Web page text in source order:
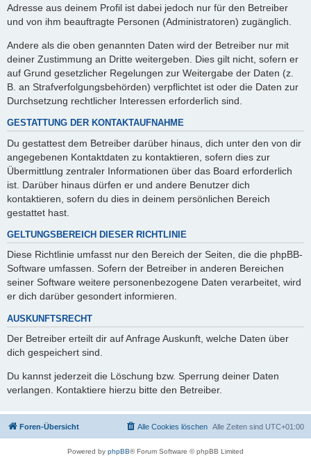
Adresse aus deinem Profil ist dabei jedoch nur für den Betreiber
und von ihm beauftragte Personen (Administratoren) zugänglich.
Andere als die oben genannten Daten wird der Betreiber nur mit
deiner Zustimmung an Dritte weitergeben. Dies gilt nicht, sofern er
auf Grund gesetzlicher Regelungen zur Weitergabe der Daten (z.
B. an Strafverfolgungsbehörden) verpflichtet ist oder die Daten zur
Durchsetzung rechtlicher Interessen erforderlich sind.
GESTATTUNG DER KONTAKTAUFNAHME
Du gestattest dem Betreiber darüber hinaus, dich unter den von dir
angegebenen Kontaktdaten zu kontaktieren, sofern dies zur
Übermittlung zentraler Informationen über das Board erforderlich
ist. Darüber hinaus dürfen er und andere Benutzer dich
kontaktieren, sofern du dies in deinem persönlichen Bereich
gestattet hast.
GELTUNGSBEREICH DIESER RICHTLINIE
Diese Richtlinie umfasst nur den Bereich der Seiten, die die phpBB-
Software umfassen. Sofern der Betreiber in anderen Bereichen
seiner Software weitere personenbezogene Daten verarbeitet, wird
er dich darüber gesondert informieren.
AUSKUNFTSRECHT
Der Betreiber erteilt dir auf Anfrage Auskunft, welche Daten über
dich gespeichert sind.
Du kannst jederzeit die Löschung bzw. Sperrung deiner Daten
verlangen. Kontaktiere hierzu bitte den Betreiber.
Foren-Übersicht Alle Zeiten sind UTC+01:00
Alle Cookies löschen
Powered by phpBB® Forum Software © phpBB Limited